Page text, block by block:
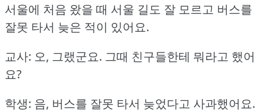
서울에 처음 왔을 때 서울 길도 잘 모르고 버스를
잘못 타서 늦은 적이 있어요.
교사: 오, 그랬군요. 그때 친구들한테 뭐라고 했어
요?
학생: 음, 버스를 잘못 타서 늦었다고 사과했어요.